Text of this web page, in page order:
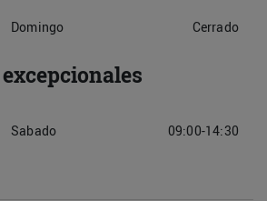
Domingo Cerrado
Sabado 09:00-14:30